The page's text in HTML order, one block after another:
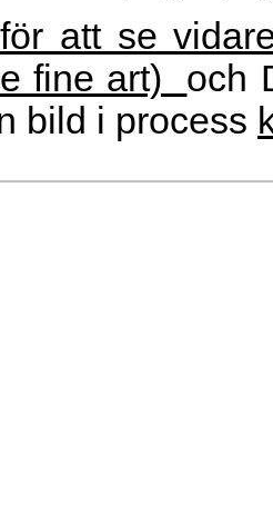
att se
fine art) och
bild i process